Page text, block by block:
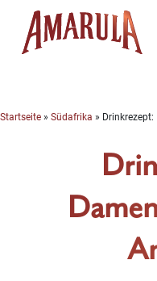
content
Startseite » Südafrika »